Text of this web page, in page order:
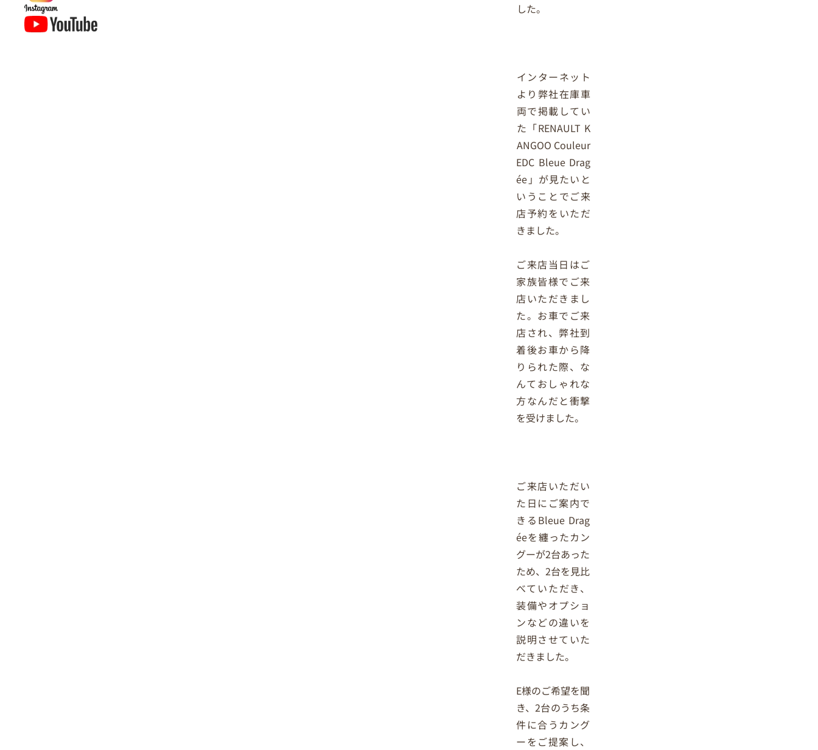
した。
インターネット
より弊社在庫車
両で掲載してい
た「RENAULT K
ANGOO Couleur
EDC Bleue Drag
ée」が見たいと
いうことでご来
店予約をいただ
きました。
ご来店当日はご
家族皆様でご来
店いただきまし
た。お車でご来
店され、弊社到
着後お車から降
りられた際、な
んておしゃれな
方なんだと衝撃
を受けました。
ご来店いただい
た日にご案内で
きるBleue Drag
éeを纏ったカン
グーが2台あった
ため、2台を見比
べていただき、
装備やオプショ
ンなどの違いを
説明させていた
だきました。
E様のご希望を聞
き、2台のうち条
件に合うカング
ーをご提案し、